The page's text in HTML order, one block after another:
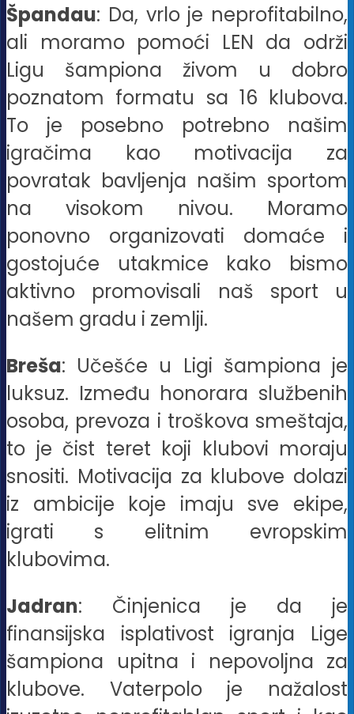
Špandau: Da, vrlo je neprofitabilno,
ali moramo pomoći LEN da održi
Ligu šampiona živom u dobro
poznatom formatu sa 16 klubova.
To je posebno potrebno našim
igračima kao motivacija za
povratak bavljenja našim sportom
na visokom nivou. Moramo
ponovno organizovati domaće i
gostojuće utakmice kako bismo
aktivno promovisali naš sport u
našem gradu i zemlji.
Breša: Učešće u Ligi šampiona je
luksuz. Između honorara službenih
osoba, prevoza i troškova smeštaja,
to je čist teret koji klubovi moraju
snositi. Motivacija za klubove dolazi
iz ambicije koje imaju sve ekipe,
igrati s elitnim evropskim
klubovima.
Jadran: Činjenica je da je
finansijska isplativost igranja Lige
šampiona upitna i nepovoljna za
klubove. Vaterpolo je nažalost